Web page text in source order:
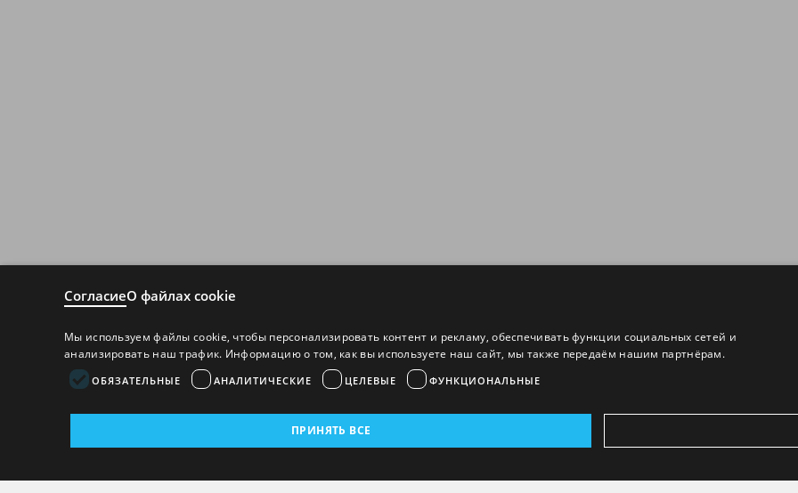
СогласиеО файлах cookie
Мы используем файлы cookie, чтобы персонализировать контент и рекламу, обеспечивать функции социальных сетей и
анализировать наш трафик. Информацию о том, как вы используете наш сайт, мы также передаём нашим партнёрам.
ОБЯЗАТЕЛЬНЫЕ АНАЛИТИЧЕСКИЕ ЦЕЛЕВЫЕ ФУНКЦИОНАЛЬНЫЕ
ПРИНЯТЬ ВСЕ